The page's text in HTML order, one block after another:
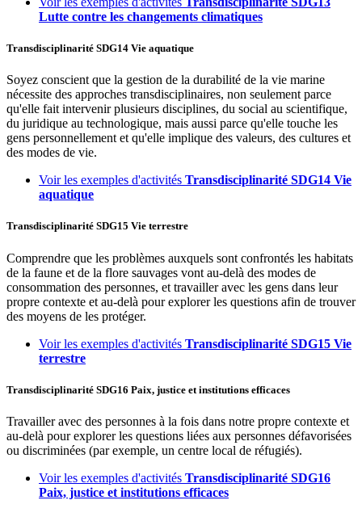
Lutte contre les changements climatiques
Transdisciplinarité SDG14 Vie aquatique
Soyez conscient que la gestion de la durabilité de la vie marine
nécessite des approches transdisciplinaires, non seulement parce
qu'elle fait intervenir plusieurs disciplines, du social au scientifique,
du juridique au technologique, mais aussi parce qu'elle touche les
gens personnellement et qu'elle implique des valeurs, des cultures et
des modes de vie.
Voir les exemples d'activités Transdisciplinarité SDG14 Vie
aquatique
Transdisciplinarité SDG15 Vie terrestre
Comprendre que les problèmes auxquels sont confrontés les habitats
de la faune et de la flore sauvages vont au-delà des modes de
consommation des personnes, et travailler avec les gens dans leur
propre contexte et au-delà pour explorer les questions afin de trouver
des moyens de les protéger.
Voir les exemples d'activités Transdisciplinarité SDG15 Vie
terrestre
Transdisciplinarité SDG16 Paix, justice et institutions efficaces
Travailler avec des personnes à la fois dans notre propre contexte et
au-delà pour explorer les questions liées aux personnes défavorisées
ou discriminées (par exemple, un centre local de réfugiés).
Voir les exemples d'activités Transdisciplinarité SDG16
Paix, justice et institutions efficaces